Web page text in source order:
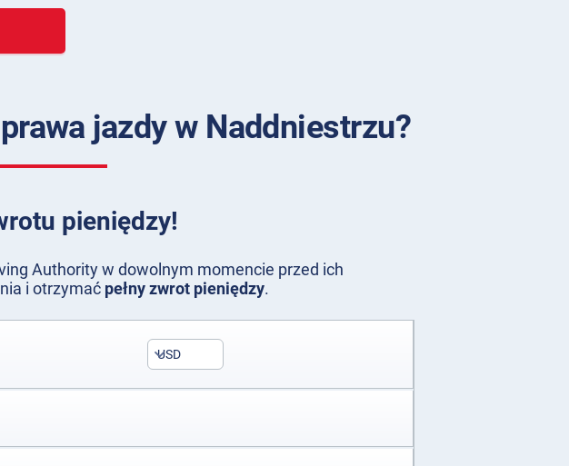
jazdy w Naddniestrzu?
pieniędzy!
Authority w dowolnym momencie przed ich
i otrzymać pełny zwrot pieniędzy.
USD